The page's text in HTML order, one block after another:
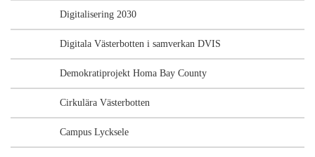
Digitalisering 2030
Digitala Västerbotten i samverkan DVIS
Demokratiprojekt Homa Bay County
Cirkulära Västerbotten
Campus Lycksele